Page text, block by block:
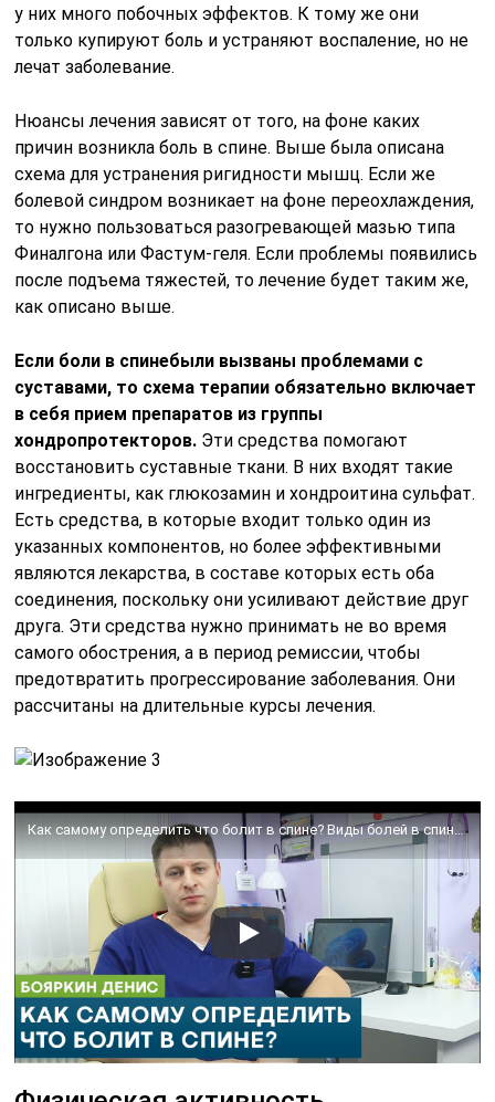
у них много побочных эффектов. К тому же они
только купируют боль и устраняют воспаление, но не
лечат заболевание.
Нюансы лечения зависят от того, на фоне каких
причин возникла боль в спине. Выше была описана
схема для устранения ригидности мышц. Если же
болевой синдром возникает на фоне переохлаждения,
то нужно пользоваться разогревающей мазью типа
Финалгона или Фастум-геля. Если проблемы появились
после подъема тяжестей, то лечение будет таким же,
как описано выше.
Если боли в спинебыли вызваны проблемами с
суставами, то схема терапии обязательно включает
в себя прием препаратов из группы
хондропротекторов. Эти средства помогают
восстановить суставные ткани. В них входят такие
ингредиенты, как глюкозамин и хондроитина сульфат.
Есть средства, в которые входит только один из
указанных компонентов, но более эффективными
являются лекарства, в составе которых есть оба
соединения, поскольку они усиливают действие друг
друга. Эти средства нужно принимать не во время
самого обострения, а в период ремиссии, чтобы
предотвратить прогрессирование заболевания. Они
рассчитаны на длительные курсы лечения.
Как самому определить что болит в спине? Виды болей в спине. Врач-кинезиолог Бояркин Денис